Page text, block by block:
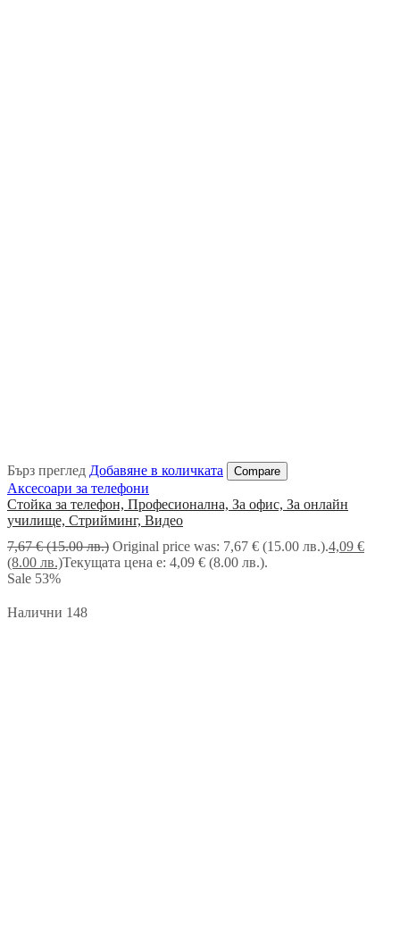
Бърз преглед Добавяне в количката Compare
Аксесоари за телефони
Стойка за телефон, Професионална, За офис, За онлайн
училище, Стрийминг, Видео
7,67€ (15.00 лв.) Original price was: 7,67 € (15.00 лв.).4,09 €
(8.00 лв.)Текущата цена е: 4,09 € (8.00 лв.).
Sale 53%
Налични 148